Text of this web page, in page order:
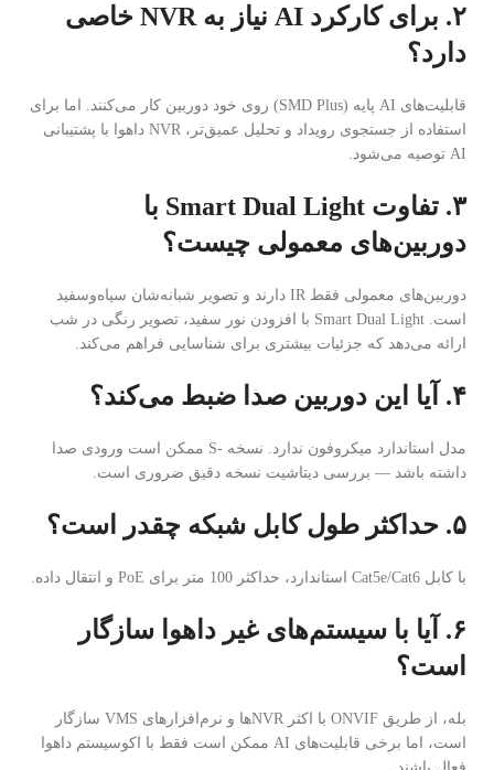
۲. برای کارکرد AI نیاز به NVR خاصی
دارد؟
قابلیت‌های AI پایه (SMD Plus) روی خود دوربین کار می‌کنند. اما برای
استفاده از جستجوی رویداد و تحلیل عمیق‌تر، NVR داهوا با پشتیبانی
AI توصیه می‌شود.
۳. تفاوت Smart Dual Light با
دوربین‌های معمولی چیست؟
دوربین‌های معمولی فقط IR دارند و تصویر شبانه‌شان سیاه‌وسفید
است. Smart Dual Light با افزودن نور سفید، تصویر رنگی در شب
ارائه می‌دهد که جزئیات بیشتری برای شناسایی فراهم می‌کند.
۴. آیا این دوربین صدا ضبط می‌کند؟
مدل استاندارد میکروفون ندارد. نسخه -S ممکن است ورودی صدا
داشته باشد — بررسی دیتاشیت نسخه دقیق ضروری است.
۵. حداکثر طول کابل شبکه چقدر است؟
با کابل Cat5e/Cat6 استاندارد، حداکثر 100 متر برای PoE و انتقال داده.
۶. آیا با سیستم‌های غیر داهوا سازگار
است؟
بله، از طریق ONVIF با اکثر NVRها و نرم‌افزارهای VMS سازگار
است، اما برخی قابلیت‌های AI ممکن است فقط با اکوسیستم داهوا